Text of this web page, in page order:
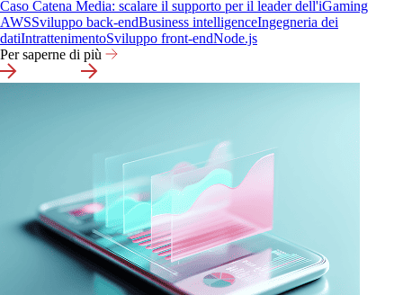
Caso Catena Media: scalare il supporto per il leader dell'iGaming
AWSSviluppo back-endBusiness intelligenceIngegneria dei
datiIntrattenimentoSviluppo front-endNode.js
Per saperne di più